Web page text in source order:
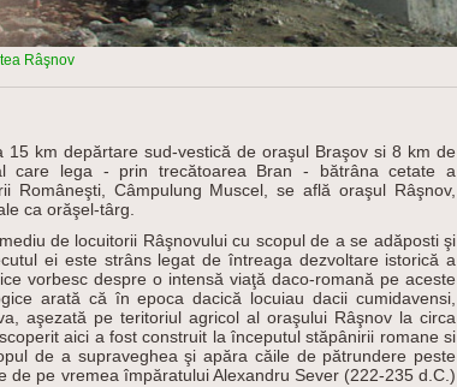
Râşnov
km depărtare sud-vestică de oraşul Braşov si 8 km de
care lega - prin trecătoarea Bran - bătrâna cetate a
Româneşti, Câmpulung Muscel, se află oraşul Râşnov,
ca orăşel-târg.
de locuitorii Râşnovului cu scopul de a se adăposti şi
ei este strâns legat de întreaga dezvoltare istorică a
vorbesc despre o intensă viaţă daco-romană pe aceste
arată că în epoca dacică locuiau dacii cumidavensi,
aşezată pe teritoriul agricol al oraşului Râşnov la circa
aici a fost construit la începutul stăpânirii romane si
de a supraveghea şi apăra căile de pătrundere peste
de pe vremea împăratului Alexandru Sever (222-235 d.C.)